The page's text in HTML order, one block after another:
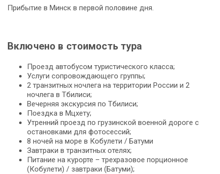
Прибытие в Минск в первой половине дня.
Включено в стоимость тура
Проезд автобусом туристического класса;
Услуги сопровождающего группы;
2 транзитных ночлега на территории России и 2
ночлега в Тбилиси;
Вечерняя экскурсия по Тбилиси;
Поездка в Мцхету;
Утренний проезд по грузинской военной дороге с
остановками для фотосессий;
8 ночей на море в Кобулети / Батуми
Завтраки в транзитных отелях;
Питание на курорте – трехразовое порционное
(Кобулети) / завтраки (Батуми);